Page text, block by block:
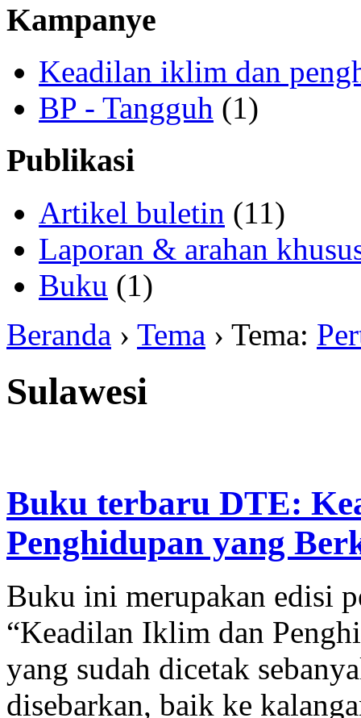
Kampanye
Keadilan iklim dan
BP - Tangguh (1)
Publikasi
Artikel buletin (11)
Laporan & arahan
Buku (1)
Beranda › Tema › Tema:
Sulawesi
Buku terbaru DTE:
Penghidupan yang
Buku ini merupakan edisi
“Keadilan Iklim dan
yang sudah dicetak
disebarkan, baik ke